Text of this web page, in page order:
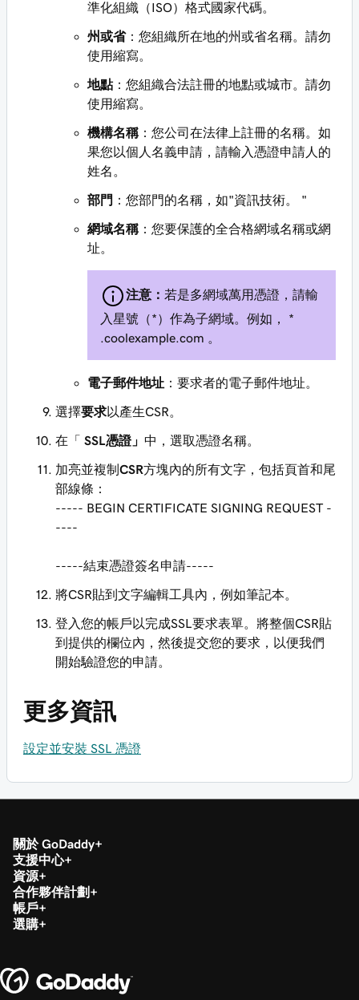
準化組織（ISO）格式國家代碼。
州或省：您組織所在地的州或省名稱。請勿
使用縮寫。
地點：您組織合法註冊的地點或城市。請勿
使用縮寫。
機構名稱 ：您公司在法律上註冊的名稱。如
果您以個人名義申請，請輸入憑證申請人的
姓名。
部門 ：您部門的名稱，如"資訊技術。 "
網域名稱 ：您要保護的全合格網域名稱或網
址。
注意： 若是多網域萬用憑證，請輸
入星號（*）作為子網域。例如， *
.coolexample.com
電子郵件地址 ：要求者的電子郵件地址。
選擇要求 以產生CSR。
在「 SSL憑證」 中，選取憑證名稱。
加亮並複制 CSR方塊內的所有文字，包括頁首和尾
部線條：
----- BEGIN CERTIFICATE SIGNING REQUEST -
----
-----結束憑證簽名申請-----
將CSR貼到文字編輯工具內，例如筆記本。
登入您的帳戶以完成SSL要求表單。將整個CSR貼
到提供的欄位內，然後提交您的要求，以便我們
開始驗證您的申請。
更多資訊
設定並安裝 SSL 憑證
關於 GoDaddy
支援中心
資源
合作夥伴計劃
帳戶
選購